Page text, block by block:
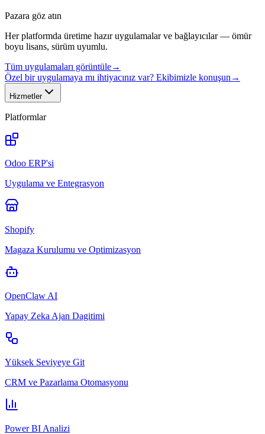
Pazara göz atın
Her platformda üretime hazır uygulamalar ve bağlayıcılar — ömür
boyu lisans, sürüm uyumlu.
Tüm uygulamaları görüntüle→
Özel bir uygulamaya mı ihtiyacınız var? Ekibimizle konuşun →
Hizmetler
Platformlar
Odoo ERP'si
Uygulama ve Entegrasyon
Shopify
Magaza Kurulumu ve Optimizasyon
OpenClaw AI
Yapay Zeka Ajan Dagitimi
Yüksek Seviyeye Git
CRM ve Pazarlama Otomasyonu
Power BI Analizi